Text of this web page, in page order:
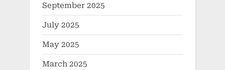
September 2025
July 2025
May 2025
March 2025